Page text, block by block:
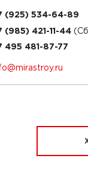
(925) 534-64-89
(985) 421-11-44
495 481-87-77
и ни при